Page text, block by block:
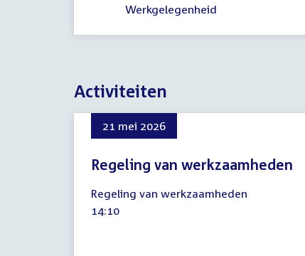
Werkgelegenheid
Activiteiten
21 mei 2026
Regeling van werkzaamheden
mei
2026
Regeling van werkzaamheden
Tijd
14:10